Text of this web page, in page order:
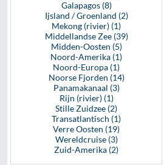
Galapagos (8)
Ijsland / Groenland (2)
Mekong (rivier) (1)
Middellandse Zee (39)
Midden-Oosten (5)
Noord-Amerika (1)
Noord-Europa (1)
Noorse Fjorden (14)
Panamakanaal (3)
Rijn (rivier) (1)
Stille Zuidzee (2)
Transatlantisch (1)
Verre Oosten (19)
Wereldcruise (3)
Zuid-Amerika (2)